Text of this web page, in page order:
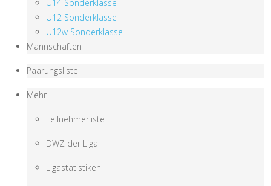
U14 Sonderklasse
U12 Sonderklasse
U12w Sonderklasse
Mannschaften
Paarungsliste
Mehr
Teilnehmerliste
DWZ der Liga
Ligastatistiken